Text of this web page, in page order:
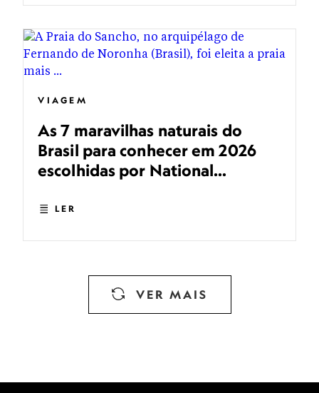
VIAGEM
As 7 maravilhas naturais do
Brasil para conhecer em 2026
escolhidas por National
LER
VER MAIS